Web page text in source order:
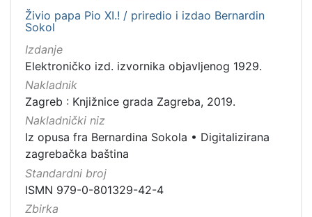
Živio papa Pio XI.! / priredio i izdao Bernardin
Sokol
Izdanje
Elektroničko izd. izvornika objavljenog 1929.
Nakladnik
Zagreb : Knjižnice grada Zagreba, 2019.
Nakladnički niz
Iz opusa fra Bernardina Sokola • Digitalizirana
zagrebačka baština
Standardni broj
ISMN 979-0-801329-42-4
Zbirka